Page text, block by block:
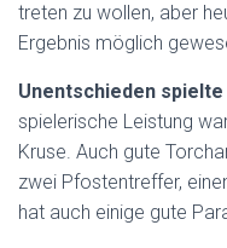
treten zu wollen, aber
Ergebnis möglich
Unentschieden spielte
spielerische Leistung
Kruse. Auch gute
zwei Pfostentreffer,
hat auch einige gute